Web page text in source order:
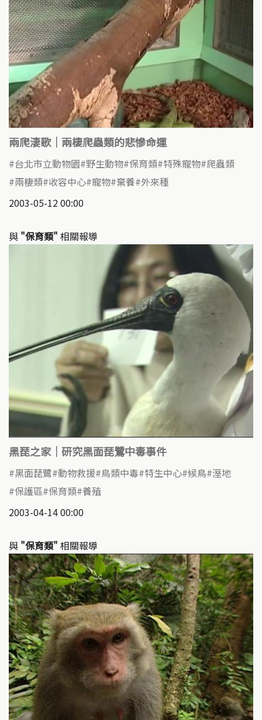
兩爬淒歌｜兩棲爬蟲類的悲慘命運
台北市立動物園 野生動物 保育類 特殊寵物 爬蟲類
兩棲類 收容中心 寵物 棄養 外來種
2003-05-12 00:00
與 "保育類" 相關報導
黑琵之家｜研究黑面琵鷺中毒事件
黑面琵鷺 動物救援 鳥類中毒 特生中心 候鳥 溼地
保護區 保育類 養殖
2003-04-14 00:00
與 "保育類" 相關報導